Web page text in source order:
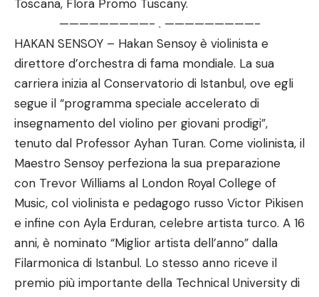
Toscana, Flora Promo Tuscany.
—————————- . —————————-
HAKAN SENSOY – Hakan Sensoy è violinista e
direttore d’orchestra di fama mondiale. La sua
carriera inizia al Conservatorio di Istanbul, ove egli
segue il “programma speciale accelerato di
insegnamento del violino per giovani prodigi”,
tenuto dal Professor Ayhan Turan. Come violinista, il
Maestro Sensoy perfeziona la sua preparazione
con Trevor Williams al London Royal College of
Music, col violinista e pedagogo russo Victor Pikisen
e infine con Ayla Erduran, celebre artista turco. A 16
anni, è nominato “Miglior artista dell’anno” dalla
Filarmonica di Istanbul. Lo stesso anno riceve il
premio più importante della Technical University di